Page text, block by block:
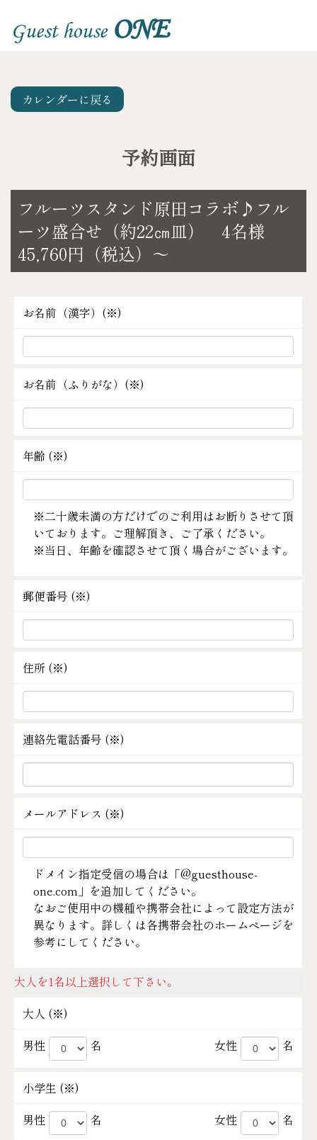
Guest house ONE
カレンダーに戻る
予約画面
フルーツスタンド原田コラボ♪フル
ーツ盛合せ（約22㎝皿） 4名様
45,760円（税込）～
お名前（漢字）(※)
お名前（ふりがな）(※)
年齢 (※)
※二十歳未満の方だけでのご利用はお断りさせて頂
いております。ご理解頂き、ご了承ください。
※当日、年齢を確認させて頂く場合がございます。
郵便番号 (※)
住所 (※)
連絡先電話番号 (※)
メールアドレス (※)
ドメイン指定受信の場合は「@guesthouse-
one.com」を追加してください。
なおご使用中の機種や携帯会社によって設定方法が
異なります。詳しくは各携帯会社のホームページを
参考にしてください。
大人を1名以上選択して下さい。
大人 (※)
男性
名 女性 名
小学生 (※)
男性
名 女性 名